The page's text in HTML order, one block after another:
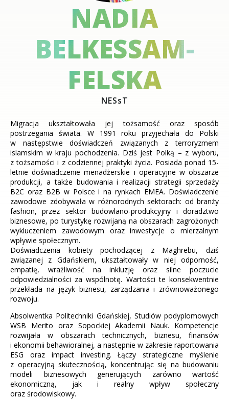
NADIA
BELKESSAM-
FELSKA
NESsT
Migracja ukształtowała jej tożsamość oraz sposób
postrzegania świata. W 1991 roku przyjechała do Polski
w następstwie doświadczeń związanych z terroryzmem
islamskim w kraju pochodzenia. Dziś jest Polką – z wyboru,
z tożsamości i z codziennej praktyki życia. Posiada ponad 15-
letnie doświadczenie menadżerskie i operacyjne w obszarze
produkcji, a także budowania i realizacji strategii sprzedaży
B2C oraz B2B w Polsce i na rynkach EMEA. Doświadczenie
zawodowe zdobywała w różnorodnych sektorach: od branży
fashion, przez sektor budowlano-produkcyjny i doradztwo
biznesowe, po turystykę rozwijaną na obszarach zagrożonych
wykluczeniem zawodowym oraz inwestycje o mierzalnym
wpływie społecznym.
Doświadczenia kobiety pochodzącej z Maghrebu, dziś
związanej z Gdańskiem, ukształtowały w niej odporność,
empatię, wrażliwość na inkluzję oraz silne poczucie
odpowiedzialności za wspólnotę. Wartości te konsekwentnie
przekłada na język biznesu, zarządzania i zrównoważonego
rozwoju.
Absolwentka Politechniki Gdańskiej, Studiów podyplomowych
WSB Merito oraz Sopockiej Akademii Nauk. Kompetencje
rozwijała w obszarach technicznych, biznesu, finansów
i ekonomii behawioralnej, a następnie w zakresie raportowania
ESG oraz impact investing. Łączy strategiczne myślenie
z operacyjną skutecznością, koncentrując się na budowaniu
modeli biznesowych generujących zarówno wartość
ekonomiczną, jak i realny wpływ społeczny
oraz środowiskowy.